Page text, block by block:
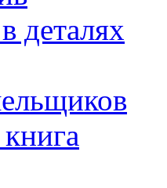
деталях